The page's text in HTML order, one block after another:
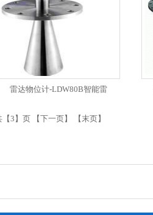
雷达物位计-LDW80B智能雷
3】页 【下一页】 【末页】